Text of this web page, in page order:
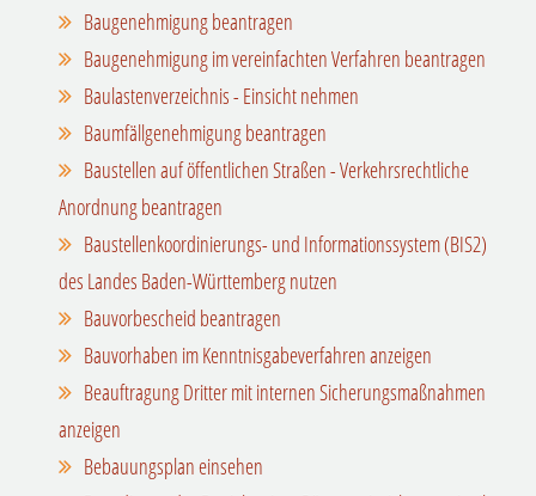
Baugenehmigung beantragen
Baugenehmigung im vereinfachten Verfahren beantragen
Baulastenverzeichnis - Einsicht nehmen
Baumfällgenehmigung beantragen
Baustellen auf öffentlichen Straßen - Verkehrsrechtliche
Anordnung beantragen
Baustellenkoordinierungs- und Informationssystem (BIS2)
des Landes Baden-Württemberg nutzen
Bauvorbescheid beantragen
Bauvorhaben im Kenntnisgabeverfahren anzeigen
Beauftragung Dritter mit internen Sicherungsmaßnahmen
anzeigen
Bebauungsplan einsehen